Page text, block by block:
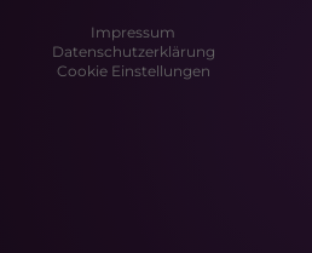
Impressum
Datenschutzerklärung
Cookie Einstellungen